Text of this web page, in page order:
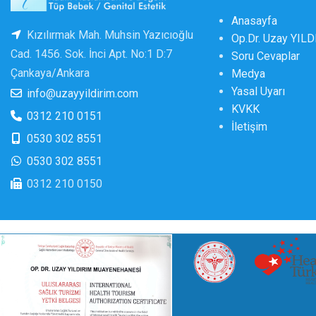
Kızılırmak Mah. Muhsin Yazıcıoğlu
Cad. 1456. Sok. İnci Apt. No:1 D:7
Çankaya/Ankara
info@uzayyildirim.com
0312 210 0151
0530 302 8551
0530 302 8551
0312 210 0150
Anasayfa
Op.Dr. Uzay
Soru Cevaplar
Medya
Yasal Uyarı
KVKK
İletişim